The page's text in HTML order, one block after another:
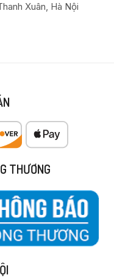
Xuân, Hà Nội
THƯƠNG